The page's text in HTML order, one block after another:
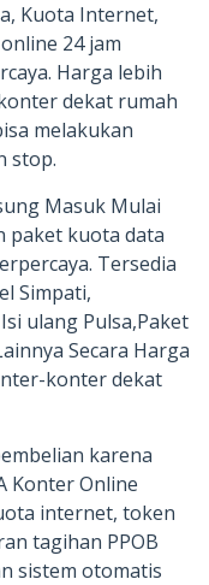
Kuota Internet,
24 jam
Harga lebih
dekat rumah
melakukan
stop.
Masuk Mulai
paket kuota data
Tersedia
Simpati,
ulang Pulsa,Paket
Secara Harga
konter dekat
karena
Konter Online
internet, token
tagihan PPOB
sistem otomatis